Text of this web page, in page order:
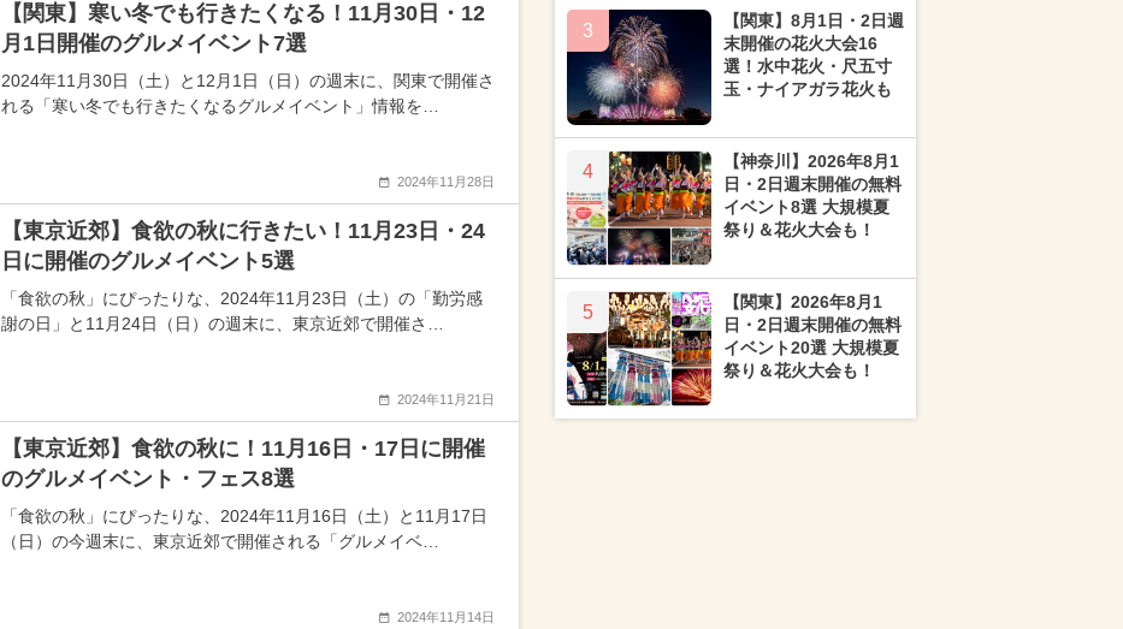
【関東】寒い冬でも行きたくなる！11月30日・12
月1日開催のグルメイベント7選
2024年11月30日（土）と12月1日（日）の週末に、関東で開催さ
れる「寒い冬でも行きたくなるグルメイベント」情報を…
2024年11月28日
【東京近郊】食欲の秋に行きたい！11月23日・24
日に開催のグルメイベント5選
「食欲の秋」にぴったりな、2024年11月23日（土）の「勤労感
謝の日」と11月24日（日）の週末に、東京近郊で開催さ…
2024年11月21日
【東京近郊】食欲の秋に！11月16日・17日に開催
のグルメイベント・フェス8選
「食欲の秋」にぴったりな、2024年11月16日（土）と11月17日
（日）の今週末に、東京近郊で開催される「グルメイベ…
2024年11月14日
3
【関東】8月1日・2日週
末開催の花火大会16
選！水中花火・尺五寸
玉・ナイアガラ花火も
4
【神奈川】2026年8月1
日・2日週末開催の無料
イベント8選 大規模夏
祭り＆花火大会も！
5
【関東】2026年8月1
日・2日週末開催の無料
イベント20選 大規模夏
祭り＆花火大会も！